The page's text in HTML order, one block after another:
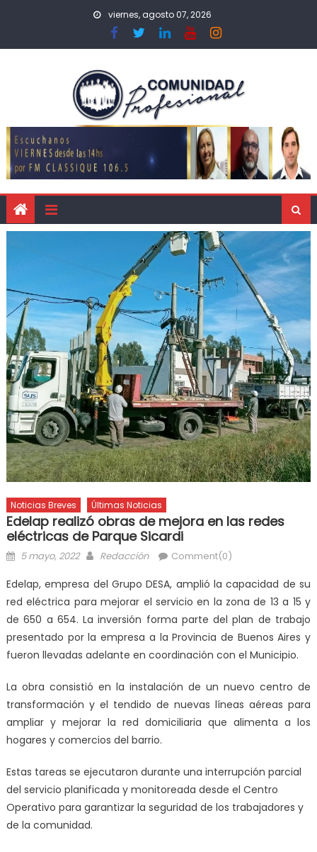
viernes, agosto 07, 2026
Noticias Breves Últimas Noticias
Edelap realizó obras de mejora en las redes
eléctricas de Parque Sicardi
5 mayo, 2022 Redacción Comment(0)
Edelap, empresa del Grupo DESA, amplió la capacidad de su
red eléctrica para mejorar el servicio en la zona de 13 a 15 y
de 650 a 654. La inversión forma parte del plan de trabajo
presentado por la empresa a la Provincia de Buenos Aires y
fueron llevadas adelante en coordinación con el Municipio.
La obra consistió en la instalación de un nuevo centro de
transformación y el tendido de nuevas líneas aéreas para
ampliar y mejorar la red domiciliaria que alimenta a los
hogares y comercios del barrio.
Estas tareas se ejecutaron durante una interrupción parcial
del servicio planificada y monitoreada desde el Centro
Operativo para garantizar la seguridad de los trabajadores y
de la comunidad.